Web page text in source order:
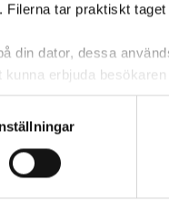
Filerna tar praktiskt
din dator, dessa
erbjuda
Informationen som
helt anonymt.
används är session